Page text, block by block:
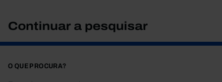
Continuar a pesquisar
O QUE PROCURA?